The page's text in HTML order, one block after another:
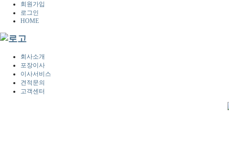
회원가입
로그인
HOME
회사소개
포장이사
이사서비스
견적문의
고객센터